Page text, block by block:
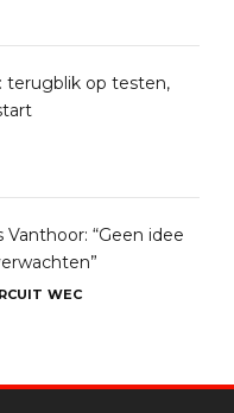
terugblik op testen,
“Geen idee
WEC